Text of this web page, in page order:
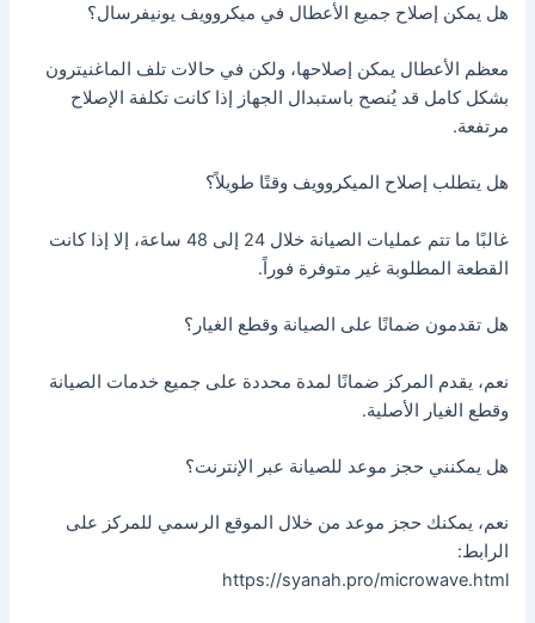
هل يمكن إصلاح جميع الأعطال في ميكروويف يونيفرسال؟
معظم الأعطال يمكن إصلاحها، ولكن في حالات تلف الماغنيترون
بشكل كامل قد يُنصح باستبدال الجهاز إذا كانت تكلفة الإصلاح
مرتفعة.
هل يتطلب إصلاح الميكروويف وقتًا طويلاً؟
غالبًا ما تتم عمليات الصيانة خلال 24 إلى 48 ساعة، إلا إذا كانت
القطعة المطلوبة غير متوفرة فوراً.
هل تقدمون ضمانًا على الصيانة وقطع الغيار؟
نعم، يقدم المركز ضمانًا لمدة محددة على جميع خدمات الصيانة
وقطع الغيار الأصلية.
هل يمكنني حجز موعد للصيانة عبر الإنترنت؟
نعم، يمكنك حجز موعد من خلال الموقع الرسمي للمركز على
الرابط:
https://syanah.pro/microwave.html